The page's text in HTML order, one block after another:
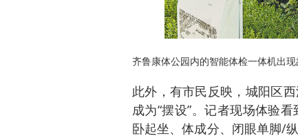
齐鲁康体公园内的智能体检一体机出现
此外，有市民反映，城阳区
成为“摆设”。记者现场体验
卧起坐、体成分、闭眼单脚/